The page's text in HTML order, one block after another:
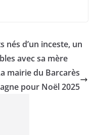
nés d’un inceste, un
avec sa mère
mairie du Barcarès
pour Noël 2025